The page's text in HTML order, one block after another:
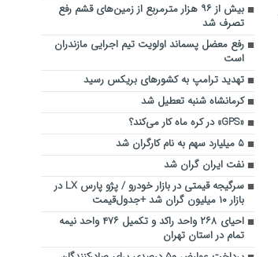
بیش از ۹۶ هزار مترمربع از زمین‌های قشم رفع
تصرف شد
رفع معضل پسماند اولویت تیم اجرایی مازندران
است
تهدید ترامپ به کشورهای بریکس رسید
کرمانشاه شنبه تعطیل شد
«GPS» در کره ماه کار می‌کند؟
۵ میلیارد سهم به نام کارگران شد
نفت ایران گران شد
سرگیجه قیمتی در بازار خودرو / پژو پارس LX در
بازار ۱۰ میلیون گران شد +‌جدول‌قیمت
احیای ۲۶۸ واحد راکد و تکمیل ۴۷۶ واحد نیمه
تمام در استان تهران